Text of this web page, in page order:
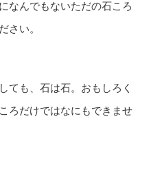
なんでもないただの石ころ
さい。
ても、石は石。おもしろく
ろだけではなにもできませ